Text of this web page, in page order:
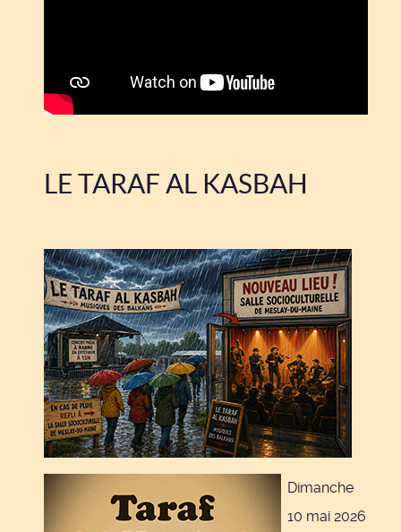
LE TARAF AL KASBAH
Dimanche
10 mai 2026